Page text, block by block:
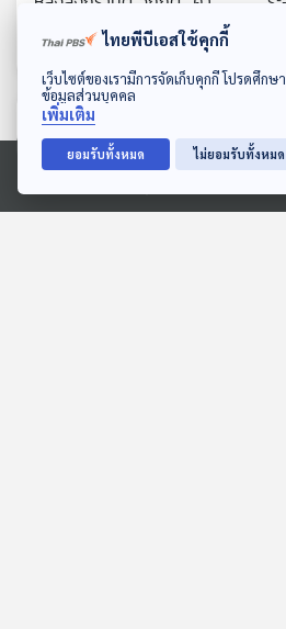
ดาวน์โหลด Thai PBS Podcast Application
Ⓒ 2020 องค์การกระจายเสียงและแพร่ภาพสาธารณะแห่งประเ
ครองชีพ - ราคาน้ำมัน"
ตอบโจทย์
ตอนที่เกี่ยวข้อง
ไทยพีบีเอสใช้คุกกี้
เว็บไซต์ของเรามีการจัดเก็บคุกกี้ โปรดศึก
ข้อมูลส่วนบุคคล
เพิ่มเติม
ยอมรับทั้งหมด ไม่ยอมรับทั้งหมด